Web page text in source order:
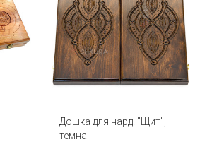
Дошка для нард. "Щит",
темна